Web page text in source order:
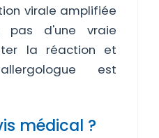
virale amplifiée
pas d'une vraie
la réaction et
est
médical ?